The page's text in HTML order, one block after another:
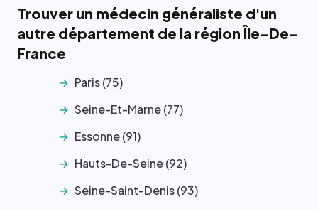
Trouver un médecin généraliste d'un
autre département de la région Île-De-
France
Paris (75)
Seine-Et-Marne (77)
Essonne (91)
Hauts-De-Seine (92)
Seine-Saint-Denis (93)